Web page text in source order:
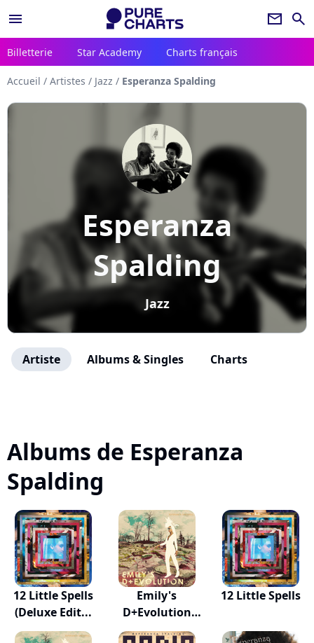
menu newsletter search
Billetterie Star Academy Charts français
Accueil / Artistes / Jazz / Esperanza Spalding
Esperanza
Spalding
Jazz
Artiste Albums & Singles Charts
Albums de Esperanza
Spalding
12 Little Spells
(Deluxe Edit...
Emily's
D+Evolution
(Deluxe E...
12 Little Spells